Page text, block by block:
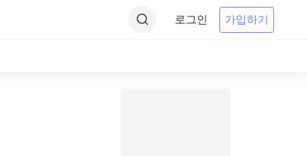
로그인 가입하기